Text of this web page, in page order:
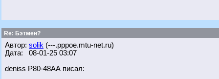
Re: Бэтмен?
Автор: solik (---.pppoe.mtu-net.ru)
Дата: 08-01-25 03:07
deniss Р80-48АА писал: